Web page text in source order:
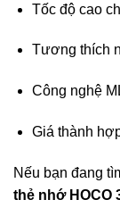
Tốc độ cao
Tương thích
Công nghệ
Giá thành
Nếu bạn đang
thẻ nhớ HOCO